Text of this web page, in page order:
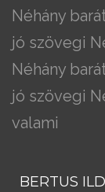
Néhány
jó szövegi
Néhány
jó szövegi
valami
BERTUS